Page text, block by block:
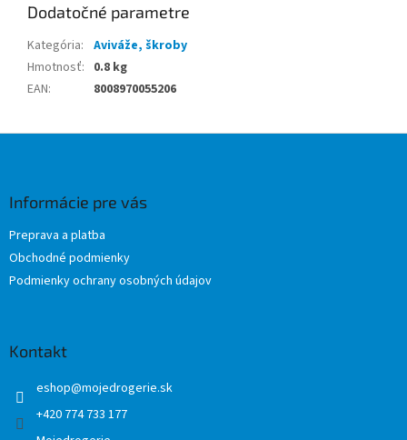
Dodatočné parametre
Kategória: Aviváže, škroby
Hmotnosť: 0.8 kg
EAN: 8008970055206
Informácie pre vás
Preprava a platba
Obchodné podmienky
Podmienky ochrany osobných údajov
Kontakt
eshop@mojedrogerie.sk
+420 774 733 177